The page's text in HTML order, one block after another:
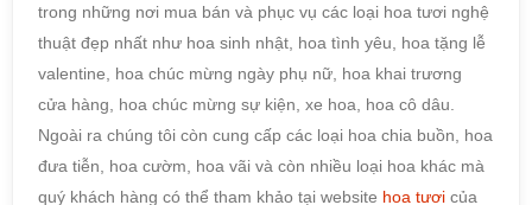
trong những nơi mua bán và phục vụ các loại hoa tươi nghệ
thuật đẹp nhất như hoa sinh nhật, hoa tình yêu, hoa tặng lễ
valentine, hoa chúc mừng ngày phụ nữ, hoa khai trương
cửa hàng, hoa chúc mừng sự kiện, xe hoa, hoa cô dâu.
Ngoài ra chúng tôi còn cung cấp các loại hoa chia buồn, hoa
đưa tiễn, hoa cườm, hoa vãi và còn nhiều loại hoa khác mà
quý khách hàng có thể tham khảo tại website hoa tươi của